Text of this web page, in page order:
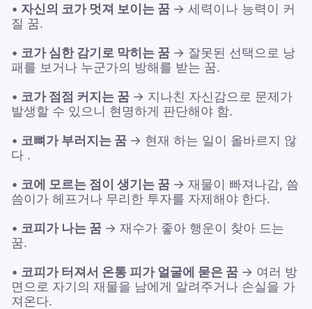
• 자신의 코가 멋져 보이는 꿈 → 세력이나 능력이 커
질 꿈.
• 코가 심한 감기로 막히는 꿈 → 잘못된 선택으로 낭
패를 보거나 누군가의 방해를 받는 꿈.
• 코가 점점 커지는 꿈 → 지나친 자신감으로 문제가
발생할 수 있으니 현명하게 판단해야 함.
• 코뼈가 부러지는 꿈 → 현재 하는 일이 올바르지 않
다 .
• 코에 모르는 점이 생기는 꿈 → 재물이 빠져나감, 씀
씀이가 헤프거나 무리한 투자를 자제해야 한다.
• 코피가 나는 꿈 → 재수가 좋아 행운이 찾아 드는
꿈.
• 코피가 터져서 온통 피가 얼굴에 묻은 꿈 → 여러 방
면으로 자기의 재물을 남에게 알려주거나 손실을 가
져온다.